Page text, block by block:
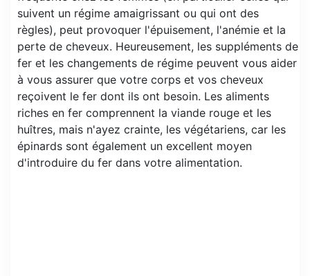
suivent un régime amaigrissant ou qui ont des
règles), peut provoquer l'épuisement, l'anémie et la
perte de cheveux. Heureusement, les suppléments de
fer et les changements de régime peuvent vous aider
à vous assurer que votre corps et vos cheveux
reçoivent le fer dont ils ont besoin. Les aliments
riches en fer comprennent la viande rouge et les
huîtres, mais n'ayez crainte, les végétariens, car les
épinards sont également un excellent moyen
d'introduire du fer dans votre alimentation.